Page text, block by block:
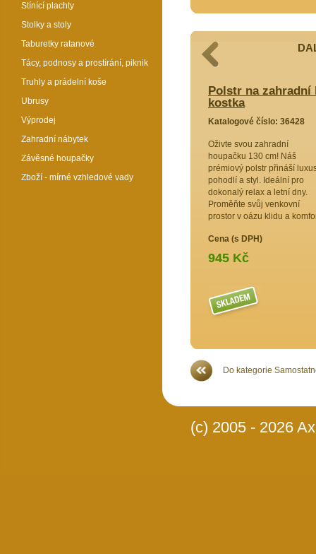
houpačku 130 cm - látka žlutý
šíře
pro
Polstr na zahradní
kostka
Katalogové číslo: 36428
Oživte svou zahradní
houpačku 130 cm! Náš
prémiový polstr přináší
pohodlí a styl. Ideální pro
dokonalý relax a letní dny.
Proměňte svůj venkovní
prostor v oázu klidu a
Cena (s DPH)
945 Kč
Do kategorie
(c) 2005 - 2026
Stínící plachty
Stolky a stoly
Taburetky ratanové
Tácy, podnosy a prostírání, piknik
Truhly a prádelní koše
Ubrusy
Výprodej
Zahradní nábytek
Závěsné houpačky
Zboží - mírné vzhledové vady